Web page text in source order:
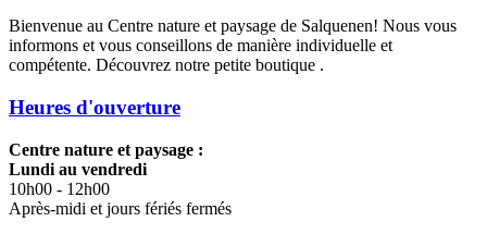
Bienvenue au Centre nature et paysage de Salquenen! Nous vous
informons et vous conseillons de manière individuelle et
compétente. Découvrez notre petite boutique .
Heures d'ouverture
Centre nature et paysage :
Lundi au vendredi
10h00 - 12h00
Après-midi et jours fériés fermés